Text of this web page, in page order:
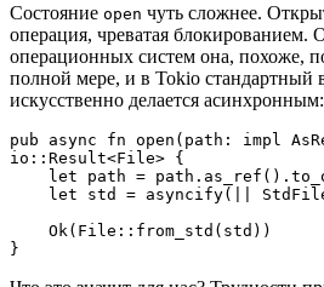
Состояние open чуть сложнее.
операция, чреватая блокированием.
операционных систем она, похоже,
полной мере, и в Tokio стандартный
искусственно делается асинхронным:
pub async fn open(path: impl
io::Result<File> {
let path =
let std = asyncify(||
    Ok(File::from_std(std))
}